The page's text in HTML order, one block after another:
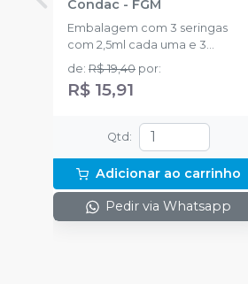
Condac - FGM
Embalagem com 3 seringas
com 2,5ml cada uma e 3
ponteiras para aplicação.
de: R$ 19,40 por:
R$ 15,91
Qtd :
Adicionar ao carrinho
Pedir via Whatsapp